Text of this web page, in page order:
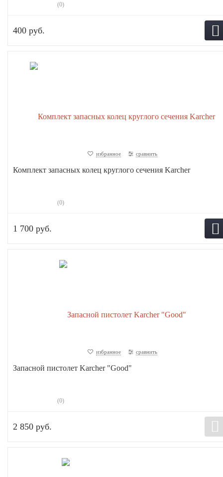
(0)
400 руб.
избранное сравнить
Комплект запасных колец круглого сечения Karcher
(0)
1 700 руб.
избранное сравнить
Запасной пистолет Karcher "Good"
(0)
2 850 руб.